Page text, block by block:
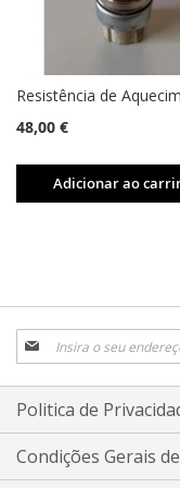
Resistência de
48,00 €
Adicionar ao
Subscreva
a
nossa
Newsletter:
Politica de
Condições Gerais